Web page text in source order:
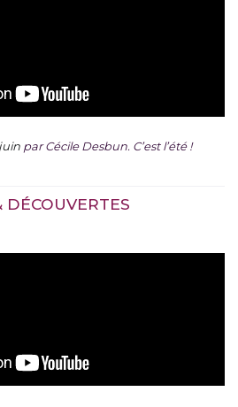
par Cécile Desbun. C’est l’été !
DÉCOUVERTES